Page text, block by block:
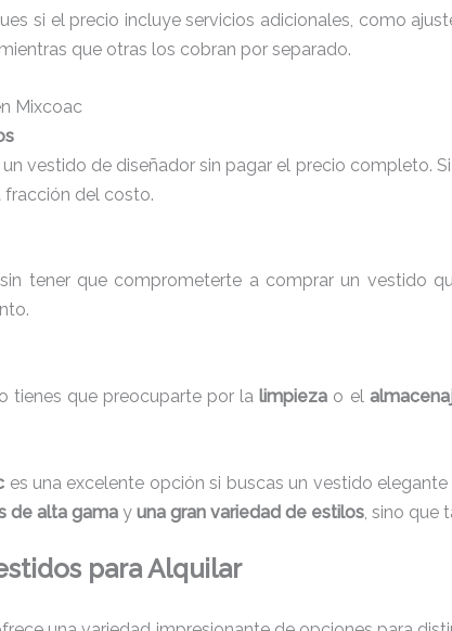
si el precio incluye servicios adicionales, como
que otras los cobran por separado.
Mixcoac
vestido de diseñador sin pagar el precio completo.
fracción del costo.
tener que comprometerte a comprar un vestido
tienes que preocuparte por lalimpieza o el
es una excelente opción si buscas un vestido
de alta gama y una gran variedad de estilos , sino
para Alquilar